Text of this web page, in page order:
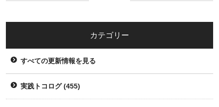
カテゴリー
すべての更新情報を見る
実践トコログ(455)